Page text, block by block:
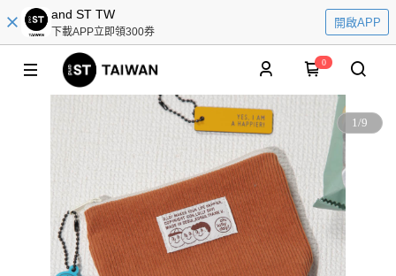
and ST TW
下載APP立即領300券
開啟APP
0
1/9